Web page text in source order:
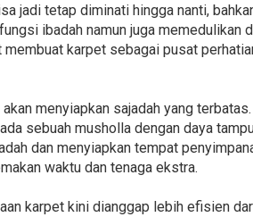
jadi tetap diminati hingga nanti,
ibadah namun juga
karpet sebagai pusat
menyiapkan sajadah yang
sebuah musholla dengan daya
dan menyiapkan tempat
waktu dan tenaga ekstra.
karpet kini dianggap lebih efisien